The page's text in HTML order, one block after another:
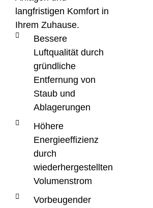
langfristigen Komfort in
Ihrem Zuhause.
Bessere
Luftqualität durch
gründliche
Entfernung von
Staub und
Ablagerungen
Höhere
Energieeffizienz
durch
wiederhergestellten
Volumenstrom
Vorbeugender